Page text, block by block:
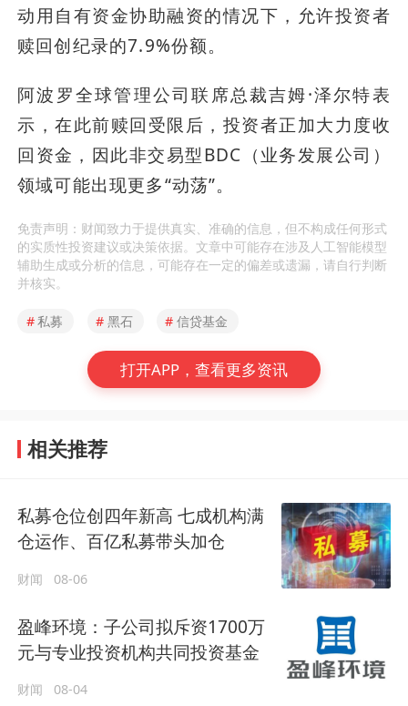
动用自有资金协助融资的情况下，允许投资者
赎回创纪录的7.9%份额。
阿波罗全球管理公司联席总裁吉姆·泽尔特表
示，在此前赎回受限后，投资者正加大力度收
回资金，因此非交易型BDC（业务发展公司）
领域可能出现更多“动荡”。
免责声明：财闻致力于提供真实、准确的信息，但不构成任何形式
的实质性投资建议或决策依据。文章中可能存在涉及人工智能模型
辅助生成或分析的信息，可能存在一定的偏差或遗漏，请自行判断
并核实。
#私募 # 黑石 # 信贷基金
打开APP，查看更多资讯
相关推荐
私募仓位创四年新高 七成机构满
仓运作、百亿私募带头加仓
财闻 08-06
盈峰环境：子公司拟斥资1700万
元与专业投资机构共同投资基金
财闻 08-04